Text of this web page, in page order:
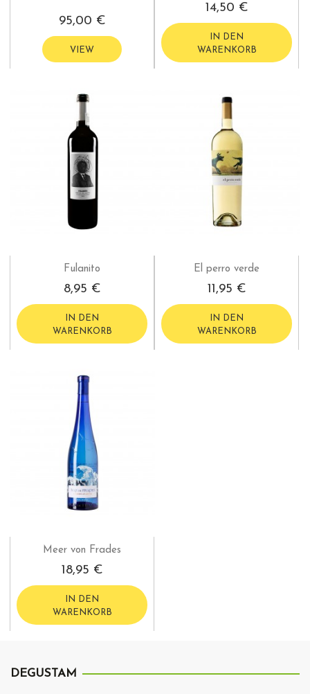
95,00 €
VIEW
14,50 €
IN DEN
WARENKORB
Fulanito
8,95 €
IN DEN
WARENKORB
El perro verde
11,95 €
IN DEN
WARENKORB
Meer von Frades
18,95 €
IN DEN
WARENKORB
DEGUSTAM